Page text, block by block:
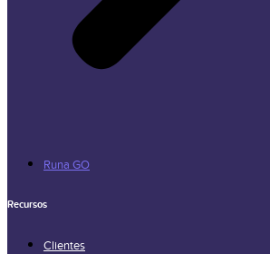
Runa GO
Recursos
Clientes